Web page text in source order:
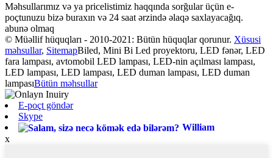
Məhsullarımız və ya pricelistimiz haqqında sorğular üçün e-
poçtunuzu bizə buraxın və 24 saat ərzində əlaqə saxlayacağıq.
abunə olmaq
© Müəllif hüquqları - 2010-2021: Bütün hüquqlar qorunur. Xüsusi
məhsullar, SitemapBiled, Mini Bi Led proyektoru, LED fənər, LED
fara lampası, avtomobil LED lampası, LED-nin açılması lampası,
LED lampası, LED lampası, LED duman lampası, LED duman
lampasıBütün məhsullar
E-poçt göndər
Skype
William
x